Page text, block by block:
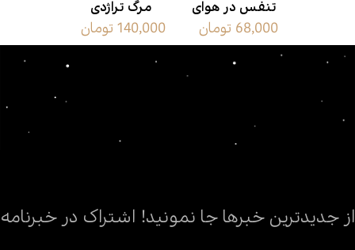
تنفس در هوای
تئاتر68,000 تومان
مرگ تراژدی
140,000 تومان
از جدیدترین خبرها جا نمونید! اشتراک در خبرنامه